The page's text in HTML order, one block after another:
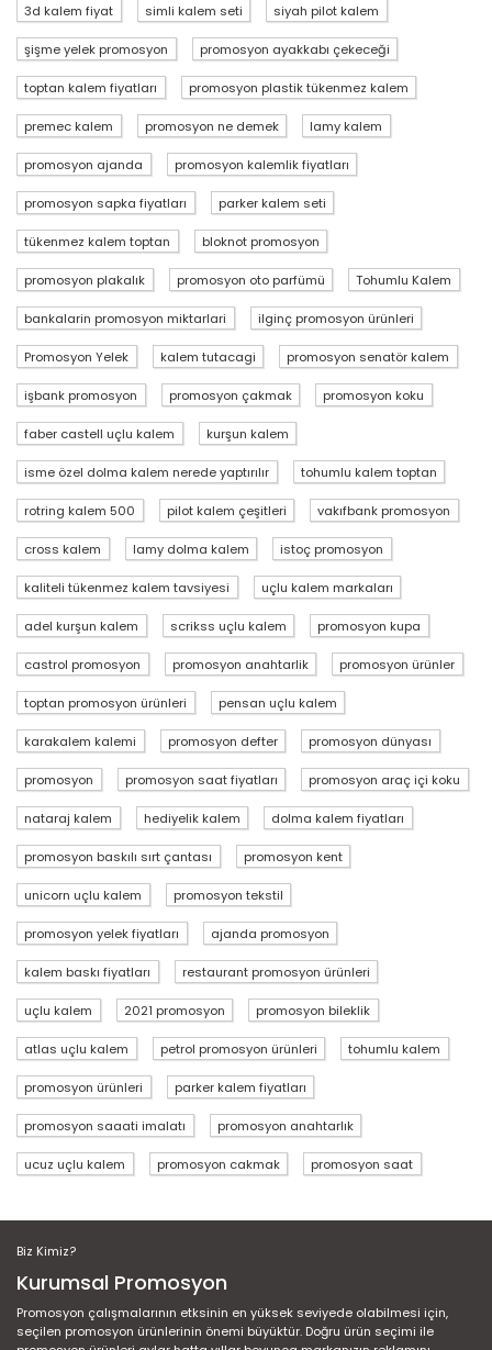
3d kalem fiyat simli kalem seti siyah pilot kalem
şişme yelek promosyon promosyon ayakkabı çekeceği
toptan kalem fiyatları promosyon plastik tükenmez kalem
premec kalem promosyon ne demek lamy kalem
promosyon ajanda promosyon kalemlik fiyatları
promosyon sapka fiyatları parker kalem seti
tükenmez kalem toptan bloknot promosyon
promosyon plakalık promosyon oto parfümü Tohumlu Kalem
bankalarin promosyon miktarlari ilginç promosyon ürünleri
Promosyon Yelek kalem tutacagi promosyon senatör kalem
işbank promosyon promosyon çakmak promosyon koku
faber castell uçlu kalem kurşun kalem
isme özel dolma kalem nerede yaptırılır tohumlu kalem toptan
rotring kalem 500 pilot kalem çeşitleri vakıfbank promosyon
cross kalem lamy dolma kalem istoç promosyon
kaliteli tükenmez kalem tavsiyesi uçlu kalem markaları
adel kurşun kalem scrikss uçlu kalem promosyon kupa
castrol promosyon promosyon anahtarlik promosyon ürünler
toptan promosyon ürünleri pensan uçlu kalem
karakalem kalemi promosyon defter promosyon dünyası
promosyon promosyon saat fiyatları promosyon araç içi koku
nataraj kalem hediyelik kalem dolma kalem fiyatları
promosyon baskılı sırt çantası promosyon kent
unicorn uçlu kalem promosyon tekstil
promosyon yelek fiyatları ajanda promosyon
kalem baskı fiyatları restaurant promosyon ürünleri
uçlu kalem 2021 promosyon promosyon bileklik
atlas uçlu kalem petrol promosyon ürünleri tohumlu kalem
promosyon ürünleri parker kalem fiyatları
promosyon saaati imalatı promosyon anahtarlık
ucuz uçlu kalem promosyon cakmak promosyon saat
Biz Kimiz?
Kurumsal Promosyon
Promosyon çalışmalarının etksinin en yüksek seviyede olabilmesi için,
seçilen promosyon ürünlerinin önemi büyüktür. Doğru ürün seçimi ile